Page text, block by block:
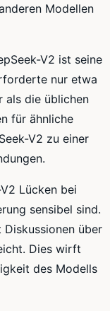
Modellen
V2 ist seine
nur etwa
als die üblichen
für ähnliche
V2 zu einer
Lücken bei
sensibel sind.
über
Dies wirft
des Modells